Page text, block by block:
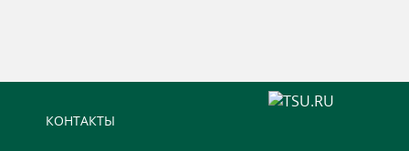
КОНТАКТЫ